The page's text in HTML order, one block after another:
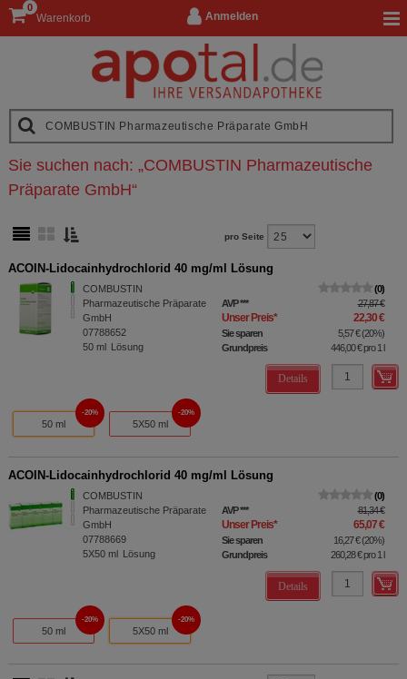
Anmelden
Warenkorb
0
Sie suchen nach: „COMBUSTIN Pharmazeutische
Präparate GmbH“
pro Seite
ACOIN-Lidocainhydrochlorid 40 mg/ml Lösung
COMBUSTIN
Pharmazeutische Präparate
GmbH
07788652
50 ml Lösung
0
AVP*** 27,87 €
Unser Preis* 22,30 €
Sie sparen 5,57 €(20%)
Grundpreis
446,00 €pro 1 l
Details
50 ml
20%
5X50 ml
20%
ACOIN-Lidocainhydrochlorid 40 mg/ml Lösung
COMBUSTIN
Pharmazeutische Präparate
GmbH
07788669
5X50 ml Lösung
0
AVP*** 81,34 €
Unser Preis* 65,07 €
Sie sparen 16,27 €(20%)
Grundpreis
260,28 €pro 1 l
Details
50 ml
20%
5X50 ml
20%